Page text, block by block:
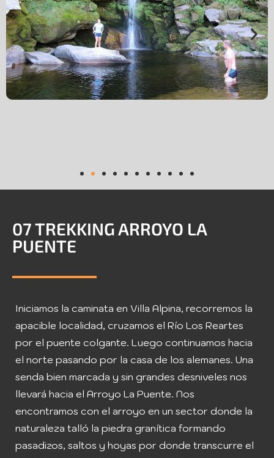
07 TREKKING ARROYO LA
PUENTE
Iniciamos la caminata en Villa Alpina, recorremos la
apacible localidad, cruzamos el Río Los Reartes
por el puente colgante. Luego continuamos hacia
el norte pasando por la casa de los alemanes. Una
senda bien marcada y sin grandes desniveles nos
llevará hacia el Arroyo La Puente. Nos
encontramos con el arroyo en un sector donde la
naturaleza talló la piedra granítica formando
pasadizos, saltos y hoyas por donde transcurre el